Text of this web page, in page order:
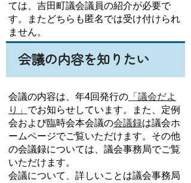
ては、吉田町議会議員の紹介が必要で
す。またどちらも匿名では受け付けられ
ません。
会議の内容を知りたい
会議の内容は、年4回発行の 「議会だよ
り」 でお知らせしています。また、定例
会および臨時会本会議の会議録は議会ホ
ームページでご覧いただけます。その他
の会議録については、議会事務局でご覧
いただけます。
会議について、詳しいことは議会事務局